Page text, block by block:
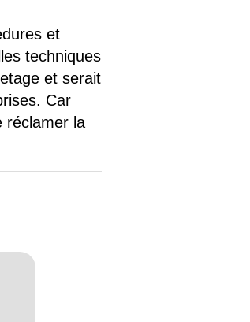
et
techniques
et serait
Car
réclamer la